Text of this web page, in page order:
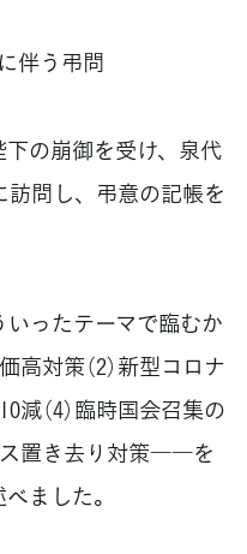
伴う弔問
の崩御を受け、泉代
問し、弔意の記帳を
ったテーマで臨むか
高対策（2）新型コロナ
減（4）臨時国会召集の
ス置き去り対策――を
ました。